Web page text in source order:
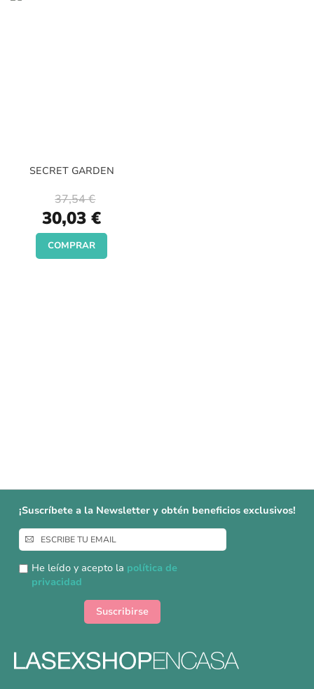
SECRET GARDEN
Special
Price
30,03 €
37,54 €
COMPRAR
¡Suscríbete a la Newsletter y obtén beneficios exclusivos!
Inscríbase
a
nuestro
boletín
He leído y acepto la política de
privacidad
Suscribirse